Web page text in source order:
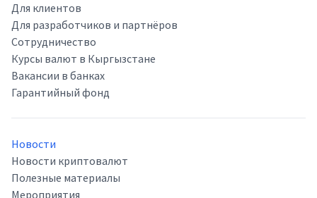
Для клиентов
Для разработчиков и партнёров
Сотрудничество
Курсы валют в Кыргызстане
Вакансии в банках
Гарантийный фонд
Новости
Новости криптовалют
Полезные материалы
Мероприятия